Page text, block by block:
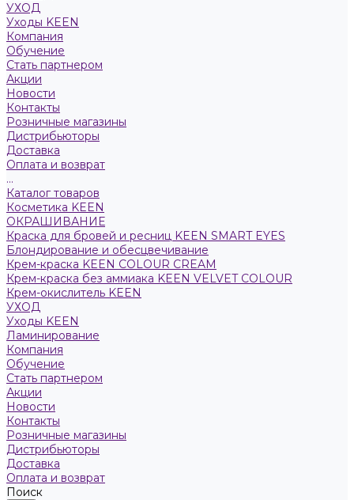
УХОД
Уходы KEEN
Компания
Обучение
Стать партнером
Акции
Новости
Контакты
Розничные магазины
Дистрибьюторы
Доставка
Оплата и возврат
...
Каталог товаров
Косметика KEEN
ОКРАШИВАНИЕ
Краска для бровей и ресниц KEEN SMART EYES
Блондирование и обесцвечивание
Крем-краска KEEN COLOUR CREAM
Крем-краска без аммиака KEEN VELVET COLOUR
Крем-окислитель KEEN
УХОД
Уходы KEEN
Ламинирование
Компания
Обучение
Стать партнером
Акции
Новости
Контакты
Розничные магазины
Дистрибьюторы
Доставка
Оплата и возврат
Поиск